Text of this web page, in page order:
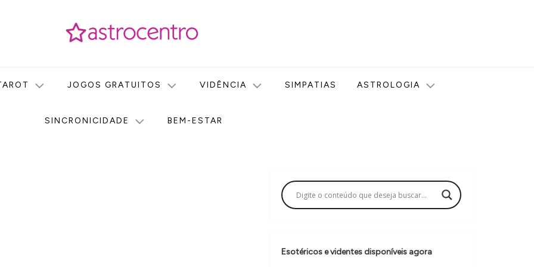
JOGOS GRATUITOS VIDÊNCIA SIMPATIAS ASTROLOGIA
SINCRONICIDADE BEM-ESTAR
Esotéricos e videntes disponíveis agora